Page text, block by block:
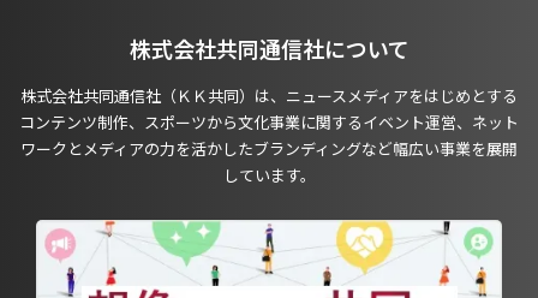
株式会社共同通信社について
株式会社共同通信社（ＫＫ共同）は、ニュースメディアをはじめとする
コンテンツ制作、スポーツから文化事業に関するイベント運営、ネット
ワークとメディアの力を活かしたブランディングなど幅広い事業を展開
しています。